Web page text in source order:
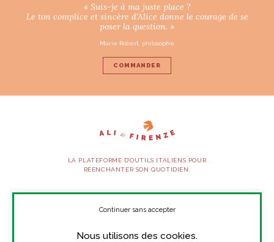
« Suis-je à ma juste place ?
Le ton complice et sincère d’Alice donne le courage de se
poser la question. »
Marie Robert, philosophe
COMMANDER
LA PLATEFORME D’OUTILS ITALIENS POUR
RÉENCHANTER SON QUOTIDIEN.
SUIVEZ-NOUS
Nous utilisons des cookies.
Continuer sans accepter